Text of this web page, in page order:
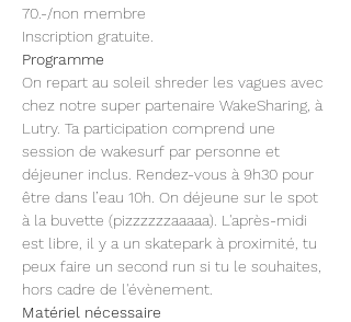
70.-/non membre
Inscription gratuite.
Programme
On repart au soleil shreder les vagues avec
chez notre super partenaire WakeSharing, à
Lutry. Ta participation comprend une
session de wakesurf par personne et
déjeuner inclus. Rendez-vous à 9h30 pour
être dans l’eau 10h. On déjeune sur le spot
à la buvette (pizzzzzzaaaaa). L'après-midi
est libre, il y a un skatepark à proximité, tu
peux faire un second run si tu le souhaites,
hors cadre de l'évènement.
Matériel nécessaire